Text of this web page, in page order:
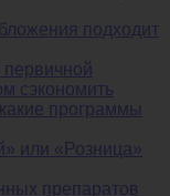
подходит
первичной
сэкономить
программы
или «Розница»
препаратов